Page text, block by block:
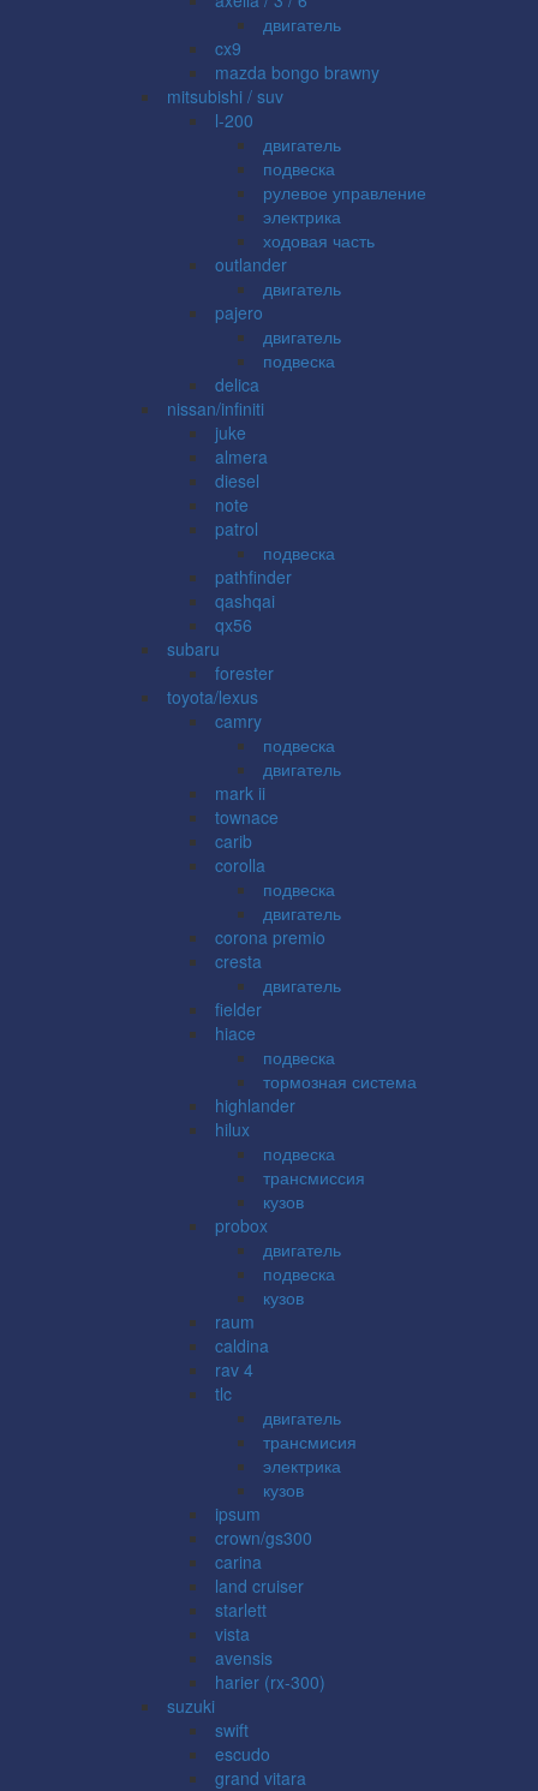
двигатель
cx9
mazda bongo brawny
mitsubishi / suv
l-200
двигатель
подвеска
рулевое управление
электрика
ходовая часть
outlander
двигатель
pajero
двигатель
подвеска
delica
nissan/infiniti
juke
almera
diesel
note
patrol
подвеска
pathfinder
qashqai
qx56
subaru
forester
toyota/lexus
camry
подвеска
двигатель
mark ii
townace
carib
corolla
подвеска
двигатель
corona premio
cresta
двигатель
fielder
hiace
подвеска
тормозная система
highlander
hilux
подвеска
трансмиссия
кузов
probox
двигатель
подвеска
кузов
raum
caldina
rav 4
tlc
двигатель
трансмисия
электрика
кузов
ipsum
crown/gs300
carina
land cruiser
starlett
vista
avensis
harier (rx-300)
suzuki
swift
escudo
grand vitara